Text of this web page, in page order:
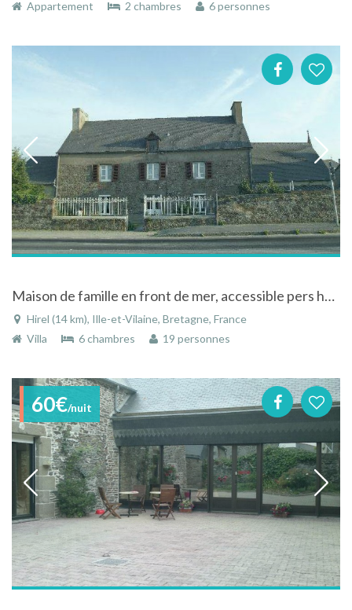
Appartement
2 chambres 6 personnes
Maison de famille en front de mer, accessible pers handicapées à Hirel en Bretagne
Hirel (14 km), Ille-et-Vilaine, Bretagne, France
Villa
6 chambres 19 personnes
60€/nuit